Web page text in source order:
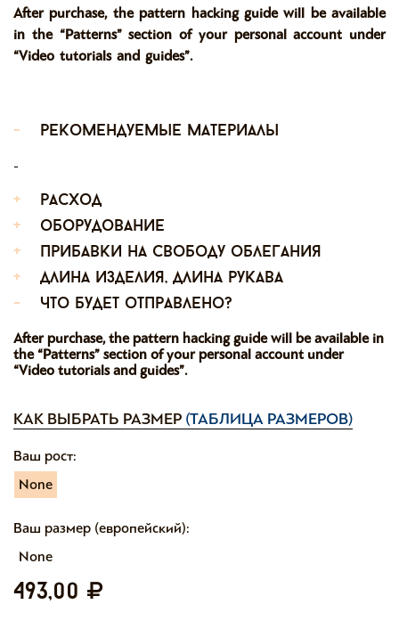
After purchase, the pattern hacking guide will be available
in the “Patterns” section of your personal account under
“Video tutorials and guides”.
-
рекомендуемые материалы
-
+
расход
+
оборудование
+
прибавки на свободу облегания
+
длина изделия, длина рукава
-
что будет отправлено?
After purchase, the pattern hacking guide will be available in
the “Patterns” section of your personal account under
“Video tutorials and guides”.
КАК ВЫБРАТЬ РАЗМЕР (ТАБЛИЦА РАЗМЕРОВ)
Ваш рост:
None
Ваш размер (европейский):
None
493,00